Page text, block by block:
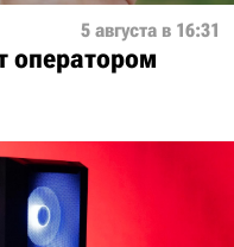
5 августа в 16:31
оператором